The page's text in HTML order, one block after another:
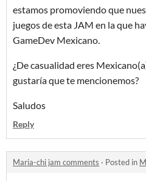
estamos promoviendo que
juegos de esta JAM en la que
GameDev Mexicano.
¿De casualidad eres
gustaría que te mencionemos?
Saludos
Reply
Maria-chi jam comments · Posted in